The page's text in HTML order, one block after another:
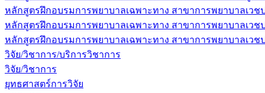
หลักสูตรฝึกอบรมการพยาบาลเฉพาะทาง สาขาการพยาบาลเว
หลักสูตรฝึกอบรมการพยาบาลเฉพาะทาง สาขาการพยาบาลเวช
หลักสูตรฝึกอบรมการพยาบาลเฉพาะทาง สาขาการพยาบาลเวช
วิจัย/วิชาการ/บริการวิชาการ
วิจัย/วิชาการ
ยุทธศาสตร์การวิจัย